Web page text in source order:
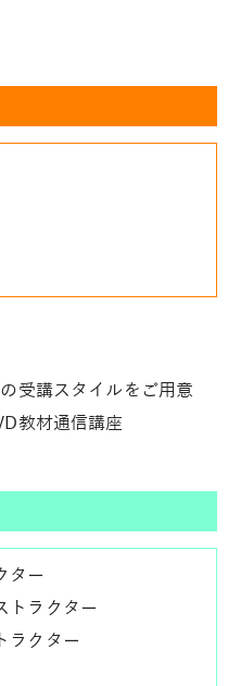
受講スタイルをご用意
教材通信講座
ター
トラクター
ラクター